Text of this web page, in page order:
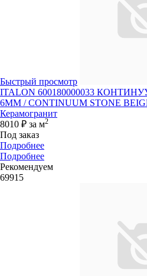
Быстрый просмотр
ITALON 600180000033
6ММ / CONTINUUM STONE
Керамогранит
8010 ₽ за м2
Под заказ
Подробнее
Подробнее
Рекомендуем
69915